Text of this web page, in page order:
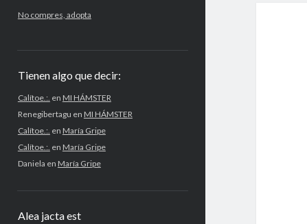
No compres, adopta
Tienen algo que decir:
Calítoe.:. en MI HÁMSTER
Renegibertagu en MI HÁMSTER
Calítoe.:. en María Gripe
Calítoe.:. en María Gripe
Daniela en María Gripe
Alea jacta est